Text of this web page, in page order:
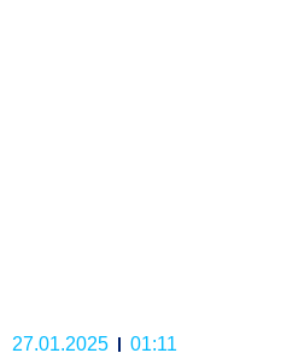
27.01.2025 01:11